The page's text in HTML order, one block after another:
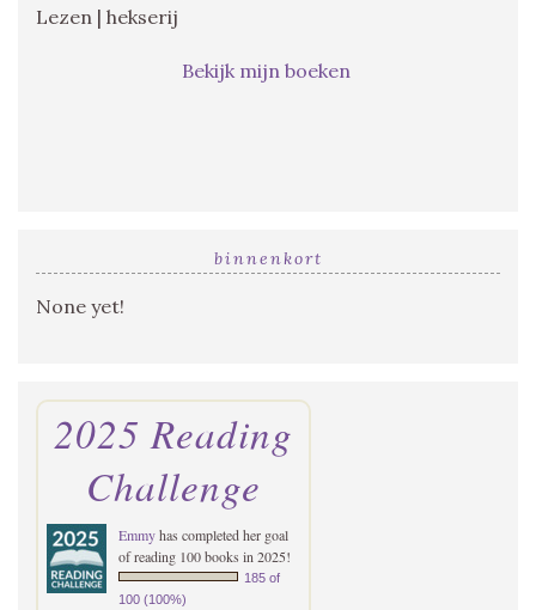
Lezen | hekserij
Bekijk mijn boeken
binnenkort
None yet!
2025 Reading
Challenge
Emmyhas completed her goal
of reading 100 books in 2025!
185 of
100 (100%)